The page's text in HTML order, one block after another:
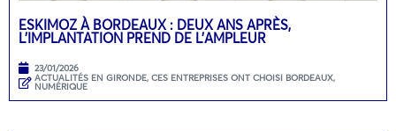
ESKIMOZ À BORDEAUX : DEUX ANS APRÈS,
L’IMPLANTATION PREND DE L’AMPLEUR
23/01/2026
ACTUALITÉS EN GIRONDE, CES ENTREPRISES ONT CHOISI BORDEAUX,
NUMÉRIQUE